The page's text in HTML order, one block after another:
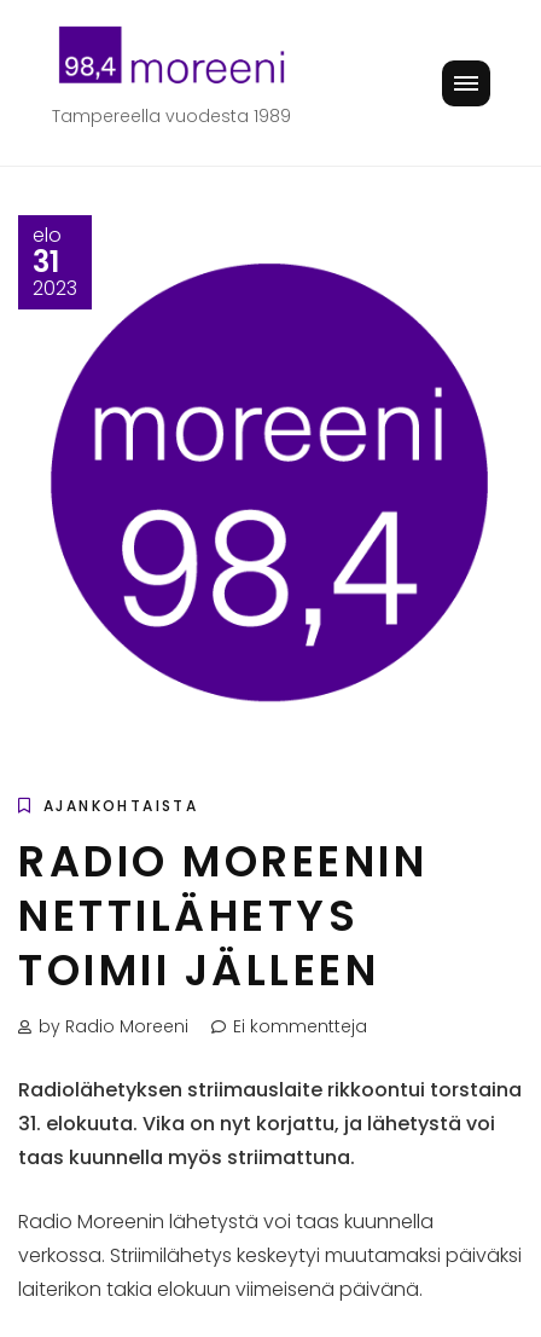
content
Tampereella vuodesta 1989
elo
31
2023
AJANKOHTAISTA
RADIO MOREENIN
NETTILÄHETYS
TOIMII JÄLLEEN
by Radio Moreeni Ei kommentteja
Radiolähetyksen striimauslaite rikkoontui torstaina
31. elokuuta. Vika on nyt korjattu, ja lähetystä voi
taas kuunnella myös striimattuna.
Radio Moreenin lähetystä voi taas kuunnella
verkossa. Striimilähetys keskeytyi muutamaksi päiväksi
laiterikon takia elokuun viimeisenä päivänä.